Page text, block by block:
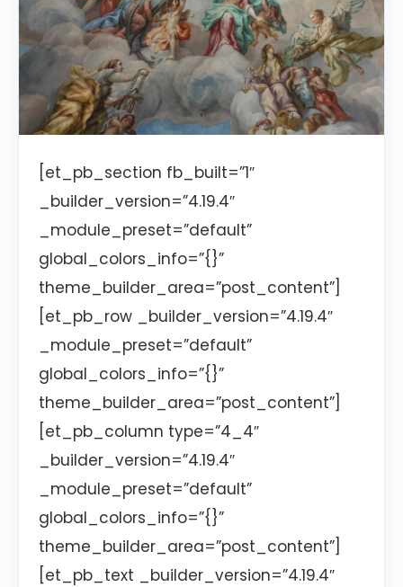
[et_pb_section fb_built=”1″
_builder_version=”4.19.4″
_module_preset=”default”
global_colors_info=”{}”
theme_builder_area=”post_content”]
[et_pb_row _builder_version=”4.19.4″
_module_preset=”default”
global_colors_info=”{}”
theme_builder_area=”post_content”]
[et_pb_column type=”4_4″
_builder_version=”4.19.4″
_module_preset=”default”
global_colors_info=”{}”
theme_builder_area=”post_content”]
[et_pb_text _builder_version=”4.19.4″